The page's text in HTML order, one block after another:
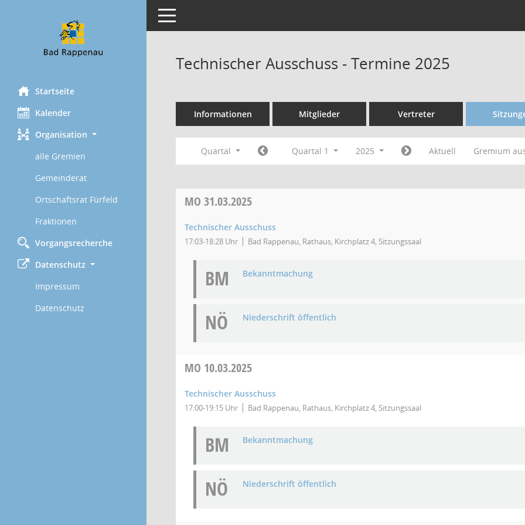
Startseite
Kalender
Organisation
alle Gremien
Gemeinderat
Ortschaftsrat Fürfeld
Fraktionen
Vorgangsrecherche
Datenschutz
Impressum
Datenschutz
Toggle navigation
Technischer Ausschuss - Termine 2025
Informationen Mitglieder Vertreter
Quartal Quartal 1 2025 Aktuell Gremium
MO 31.03.2025
Technischer Ausschuss
17:03-18:28 Uhr Bad Rappenau, Rathaus, Kirchplatz 4, Sitzungssaal
BM Bekanntmachung
NÖ Niederschrift öffentlich
MO 10.03.2025
Technischer Ausschuss
17:00-19:15 Uhr Bad Rappenau, Rathaus, Kirchplatz 4, Sitzungssaal
BM Bekanntmachung
NÖ Niederschrift öffentlich